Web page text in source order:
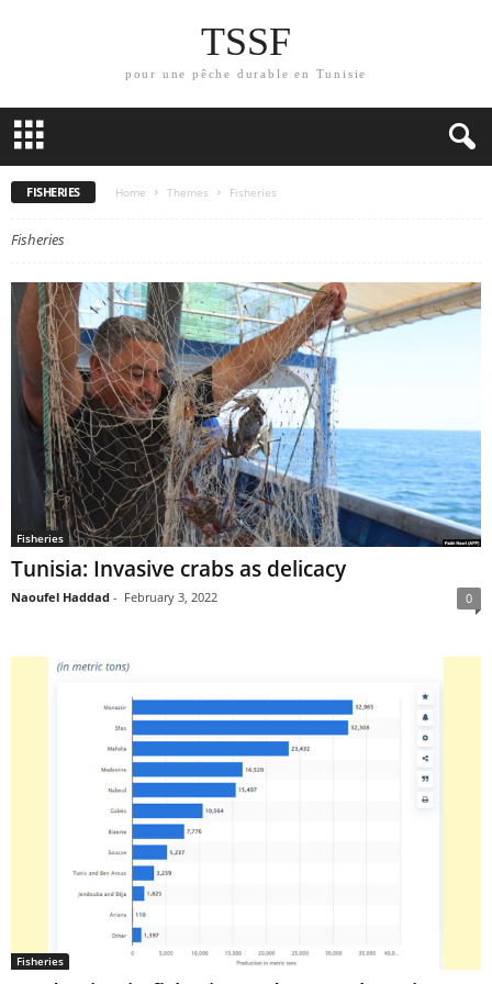
TSSF
pour une pêche durable en Tunisie
FISHERIES Home Themes Fisheries
Fisheries
Fisheries
Tunisia: Invasive crabs as delicacy
Naoufel Haddad - February 3, 2022 0
Fisheries